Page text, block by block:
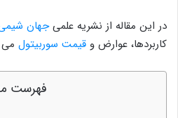
در این مقاله از نشریه علمیجهان
کاربردها، عوارض و قیمت سوربیتول می
فهرست